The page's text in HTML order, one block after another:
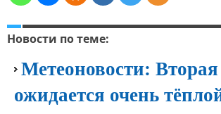
Новости по теме:
Метеоновости:
ожидается очень